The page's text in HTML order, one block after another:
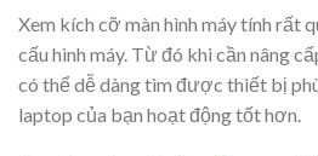
Xem kích cỡ màn hình máy tính rất
cấu hình máy. Từ đó khi cần nâng
có thể dễ dàng tìm được thiết bị
laptop của bạn hoạt động tốt hơn.